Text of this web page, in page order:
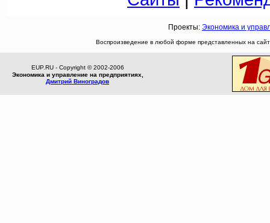
Проекты: Экономика и
Воспроизведение в любой форме представленных на
EUP.RU - Copyright © 2002-2006
Экономика и управление на предприятиях,
Дмитрий Виноградов